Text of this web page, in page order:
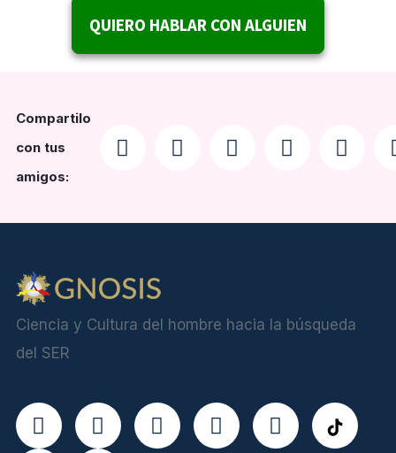
QUIERO HABLAR CON ALGUIEN
Compartilo
con tus
amigos:
Ciencia y Cultura del hombre hacia la búsqueda
del SER